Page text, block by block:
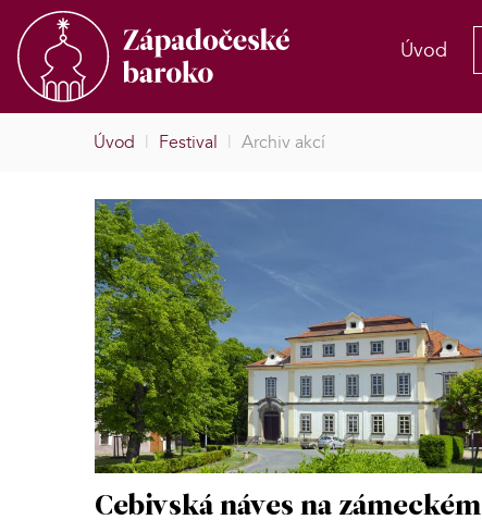
Úvod
Úvod | Festival | Archiv akcí
Cebivská náves na zámeckém